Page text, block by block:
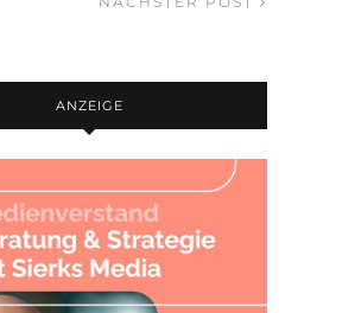
ANZEIGE